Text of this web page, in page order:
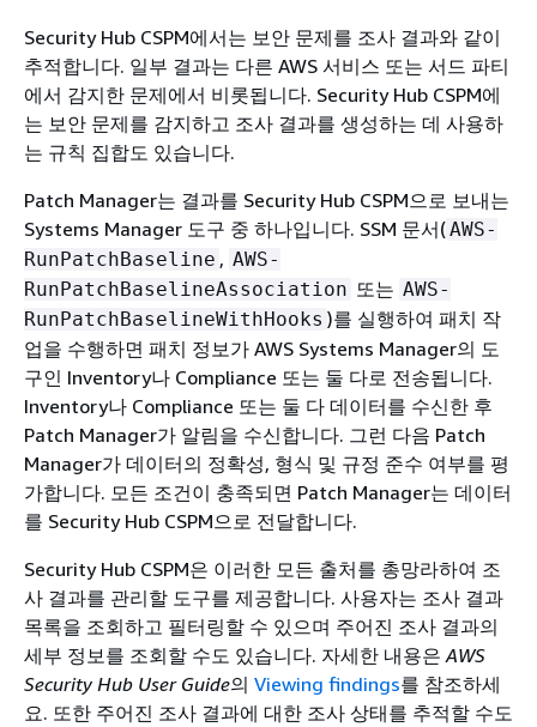
Security Hub CSPM에서는 보안 문제를 조사 결과와 같이
추적합니다. 일부 결과는 다른 AWS 서비스 또는 서드 파티
에서 감지한 문제에서 비롯됩니다. Security Hub CSPM에
는 보안 문제를 감지하고 조사 결과를 생성하는 데 사용하
는 규칙 집합도 있습니다.
Patch Manager는 결과를 Security Hub CSPM으로 보내는
Systems Manager 도구 중 하나입니다. SSM 문서(AWS-
RunPatchBaseline , AWS-
RunPatchBaselineAssociation 또는 AWS-
RunPatchBaselineWithHooks )를 실행하여 패치 작
업을 수행하면 패치 정보가 AWS Systems Manager의 도
구인 Inventory나 Compliance 또는 둘 다로 전송됩니다.
Inventory나 Compliance 또는 둘 다 데이터를 수신한 후
Patch Manager가 알림을 수신합니다. 그런 다음 Patch
Manager가 데이터의 정확성, 형식 및 규정 준수 여부를 평
가합니다. 모든 조건이 충족되면 Patch Manager는 데이터
를 Security Hub CSPM으로 전달합니다.
Security Hub CSPM은 이러한 모든 출처를 총망라하여 조
사 결과를 관리할 도구를 제공합니다. 사용자는 조사 결과
목록을 조회하고 필터링할 수 있으며 주어진 조사 결과의
세부 정보를 조회할 수도 있습니다. 자세한 내용은 AWS
Security Hub User Guide의 Viewing findings를 참조하세
요. 또한 주어진 조사 결과에 대한 조사 상태를 추적할 수도